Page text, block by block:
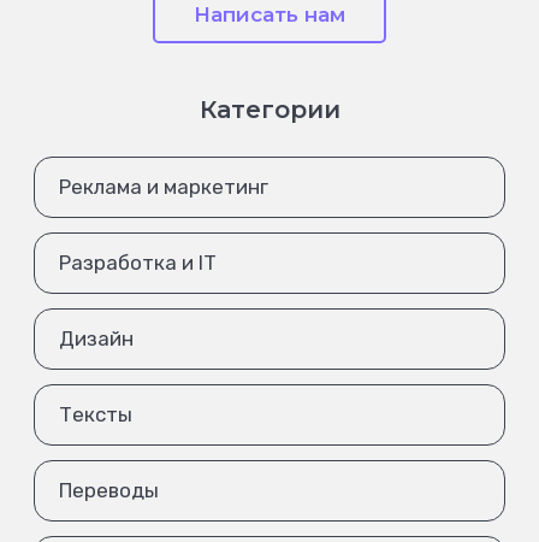
Написать нам
Категории
Реклама и маркетинг
Разработка и IT
Дизайн
Тексты
Переводы